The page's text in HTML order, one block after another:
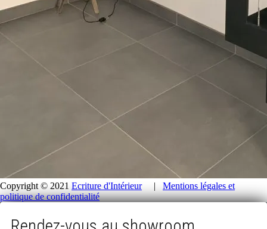
Copyright © 2021 Ecriture d'Intérieur| Mentions légales et
politique de confidentialité